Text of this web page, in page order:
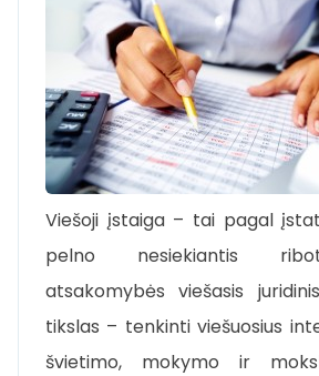
Viešoji įstaiga – tai pagal
pelno nesiekiantis
atsakomybės viešasis
tikslas – tenkinti viešuosius
švietimo, mokymo ir